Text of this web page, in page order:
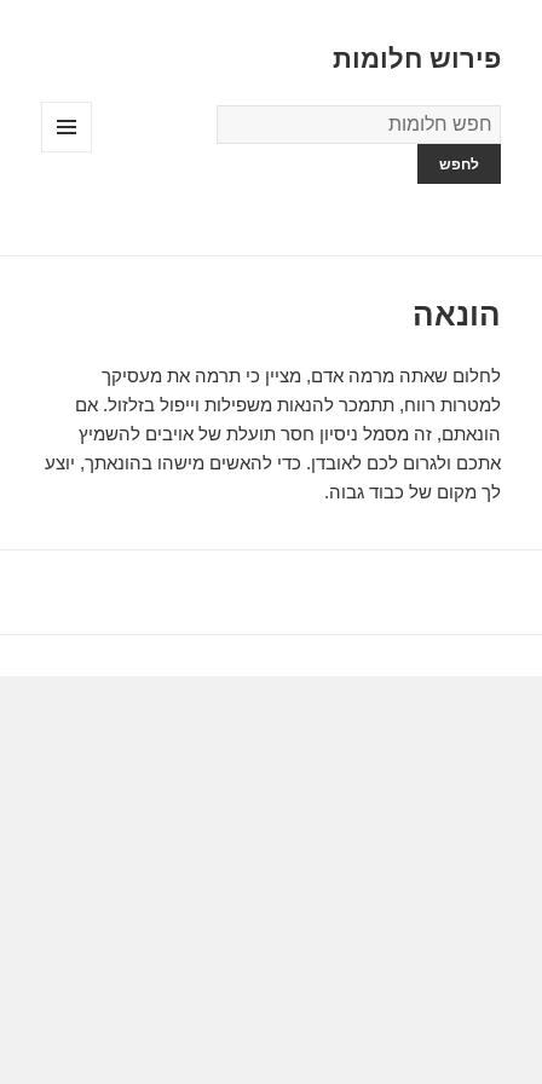
פירוש חלומות
מילון
החלומות
הונאה
לחלום שאתה מרמה אדם, מציין כי תרמה את מעסיקך
למטרות רווח, תתמכר להנאות משפילות וייפול בזלזול. אם
הונאתם, זה מסמל ניסיון חסר תועלת של אויבים להשמיץ
אתכם ולגרום לכם לאובדן. כדי להאשים מישהו בהונאתך, יוצע
לך מקום של כבוד גבוה.